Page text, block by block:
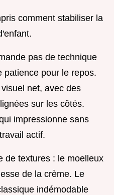
comment stabiliser la
pas de technique
patience pour le repos.
net, avec des
sur les côtés.
impressionne sans
actif.
de textures : le moelleux
de la crème. Le
indémodable